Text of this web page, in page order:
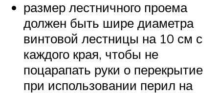
размер лестничного проема
должен быть шире диаметра
винтовой лестницы на 10 см с
каждого края, чтобы не
поцарапать руки о перекрытие
при использовании перил на